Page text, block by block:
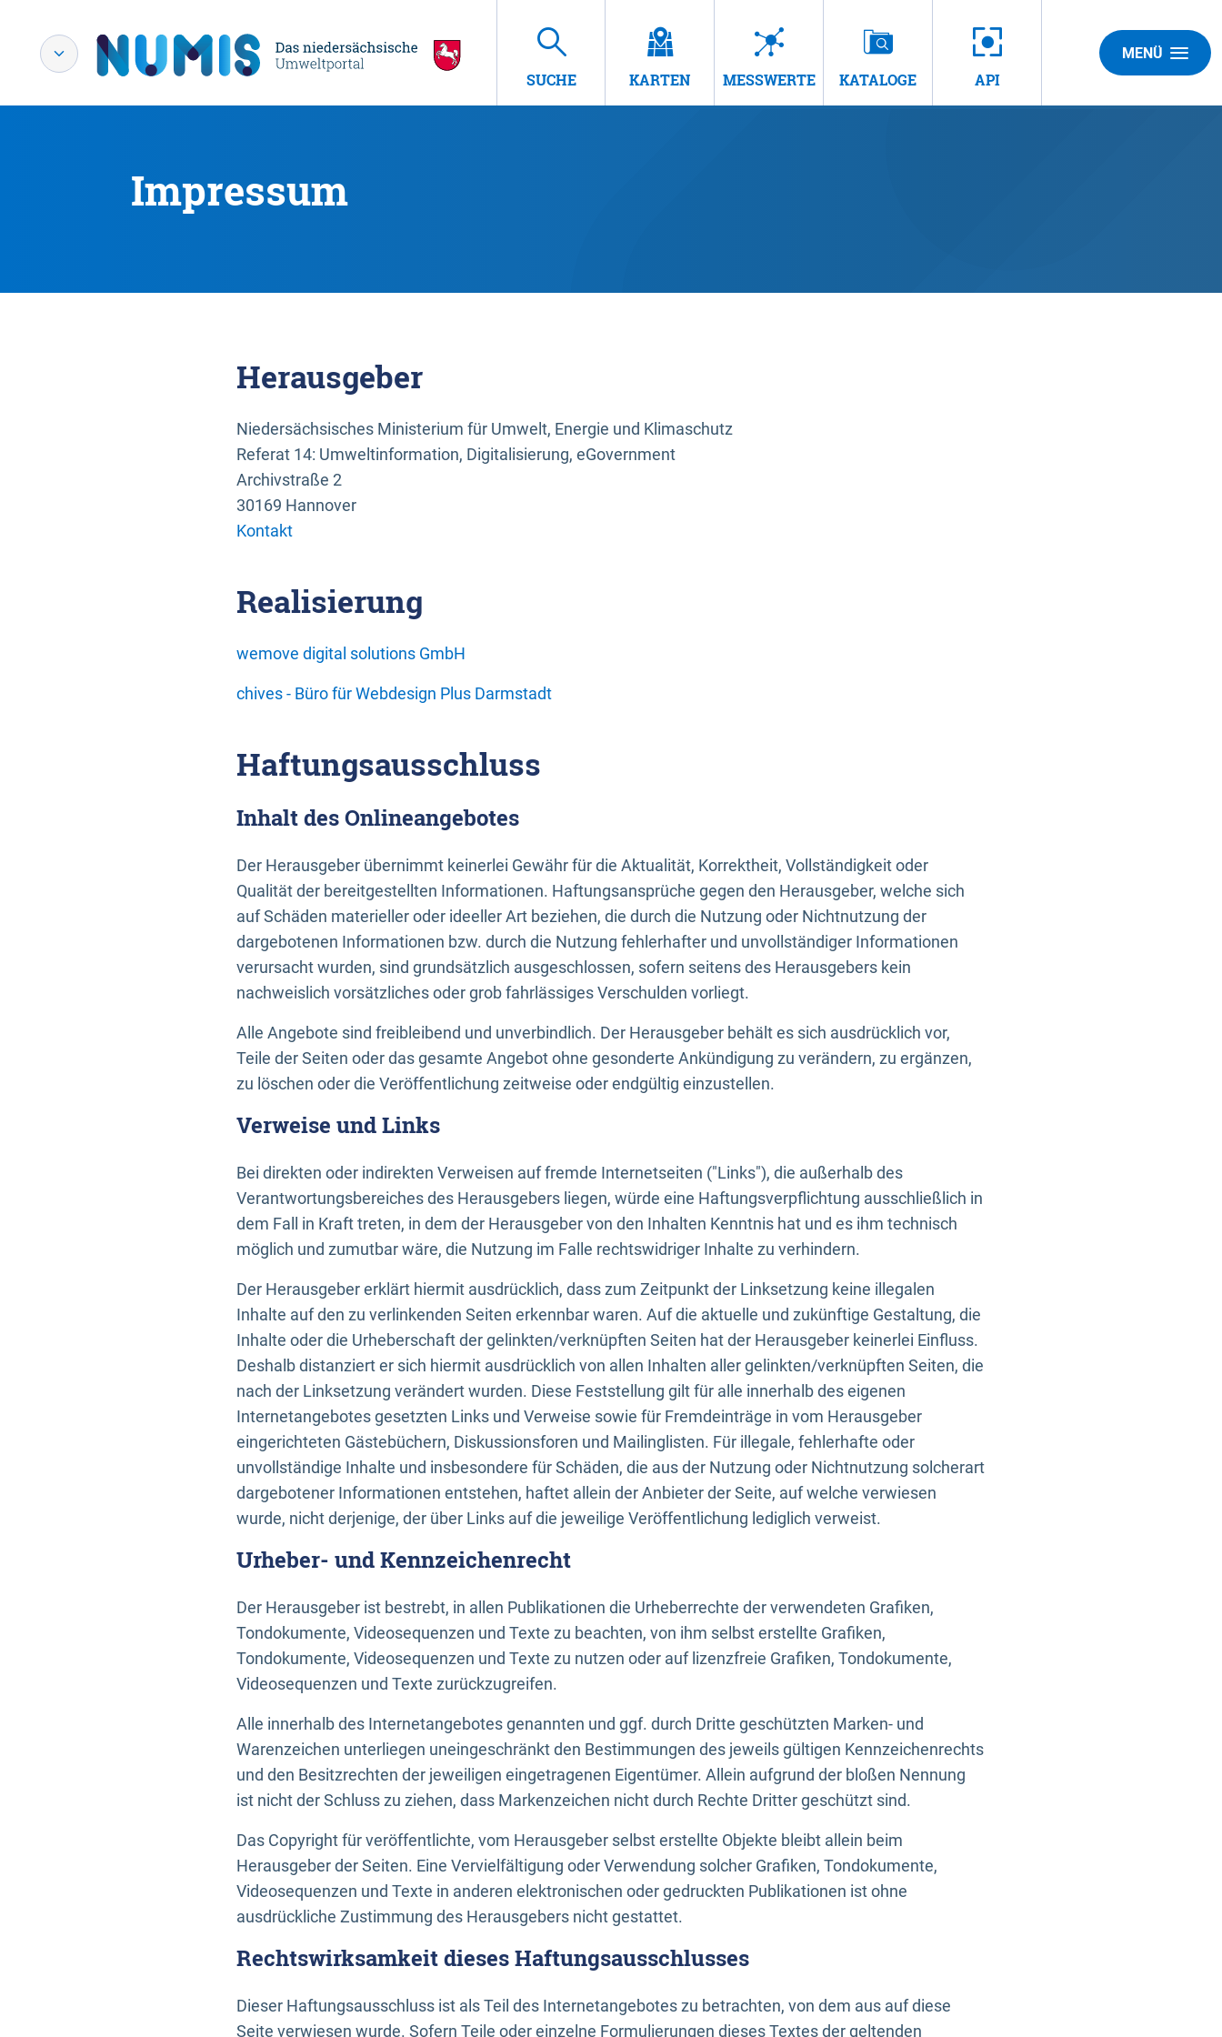
SUCHE KARTEN MESSWERTE KATALOGE API
MENÜ
Impressum
Herausgeber
Niedersächsisches Ministerium für Umwelt, Energie und Klimaschutz
Referat 14: Umweltinformation, Digitalisierung, eGovernment
Archivstraße 2
30169 Hannover
Kontakt
Realisierung
wemove digital solutions GmbH
chives - Büro für Webdesign Plus Darmstadt
Haftungsausschluss
Inhalt des Onlineangebotes
Der Herausgeber übernimmt keinerlei Gewähr für die Aktualität, Korrektheit, Vollständigkeit oder
Qualität der bereitgestellten Informationen. Haftungsansprüche gegen den Herausgeber, welche sich
auf Schäden materieller oder ideeller Art beziehen, die durch die Nutzung oder Nichtnutzung der
dargebotenen Informationen bzw. durch die Nutzung fehlerhafter und unvollständiger Informationen
verursacht wurden, sind grundsätzlich ausgeschlossen, sofern seitens des Herausgebers kein
nachweislich vorsätzliches oder grob fahrlässiges Verschulden vorliegt.
Alle Angebote sind freibleibend und unverbindlich. Der Herausgeber behält es sich ausdrücklich vor,
Teile der Seiten oder das gesamte Angebot ohne gesonderte Ankündigung zu verändern, zu ergänzen,
zu löschen oder die Veröffentlichung zeitweise oder endgültig einzustellen.
Verweise und Links
Bei direkten oder indirekten Verweisen auf fremde Internetseiten ("Links"), die außerhalb des
Verantwortungsbereiches des Herausgebers liegen, würde eine Haftungsverpflichtung ausschließlich in
dem Fall in Kraft treten, in dem der Herausgeber von den Inhalten Kenntnis hat und es ihm technisch
möglich und zumutbar wäre, die Nutzung im Falle rechtswidriger Inhalte zu verhindern.
Der Herausgeber erklärt hiermit ausdrücklich, dass zum Zeitpunkt der Linksetzung keine illegalen
Inhalte auf den zu verlinkenden Seiten erkennbar waren. Auf die aktuelle und zukünftige Gestaltung, die
Inhalte oder die Urheberschaft der gelinkten/verknüpften Seiten hat der Herausgeber keinerlei Einfluss.
Deshalb distanziert er sich hiermit ausdrücklich von allen Inhalten aller gelinkten/verknüpften Seiten, die
nach der Linksetzung verändert wurden. Diese Feststellung gilt für alle innerhalb des eigenen
Internetangebotes gesetzten Links und Verweise sowie für Fremdeinträge in vom Herausgeber
eingerichteten Gästebüchern, Diskussionsforen und Mailinglisten. Für illegale, fehlerhafte oder
unvollständige Inhalte und insbesondere für Schäden, die aus der Nutzung oder Nichtnutzung solcherart
dargebotener Informationen entstehen, haftet allein der Anbieter der Seite, auf welche verwiesen
wurde, nicht derjenige, der über Links auf die jeweilige Veröffentlichung lediglich verweist.
Urheber- und Kennzeichenrecht
Der Herausgeber ist bestrebt, in allen Publikationen die Urheberrechte der verwendeten Grafiken,
Tondokumente, Videosequenzen und Texte zu beachten, von ihm selbst erstellte Grafiken,
Tondokumente, Videosequenzen und Texte zu nutzen oder auf lizenzfreie Grafiken, Tondokumente,
Videosequenzen und Texte zurückzugreifen.
Alle innerhalb des Internetangebotes genannten und ggf. durch Dritte geschützten Marken- und
Warenzeichen unterliegen uneingeschränkt den Bestimmungen des jeweils gültigen Kennzeichenrechts
und den Besitzrechten der jeweiligen eingetragenen Eigentümer. Allein aufgrund der bloßen Nennung
ist nicht der Schluss zu ziehen, dass Markenzeichen nicht durch Rechte Dritter geschützt sind.
Das Copyright für veröffentlichte, vom Herausgeber selbst erstellte Objekte bleibt allein beim
Herausgeber der Seiten. Eine Vervielfältigung oder Verwendung solcher Grafiken, Tondokumente,
Videosequenzen und Texte in anderen elektronischen oder gedruckten Publikationen ist ohne
ausdrückliche Zustimmung des Herausgebers nicht gestattet.
Rechtswirksamkeit dieses Haftungsausschlusses
Dieser Haftungsausschluss ist als Teil des Internetangebotes zu betrachten, von dem aus auf diese
Seite verwiesen wurde. Sofern Teile oder einzelne Formulierungen dieses Textes der geltenden